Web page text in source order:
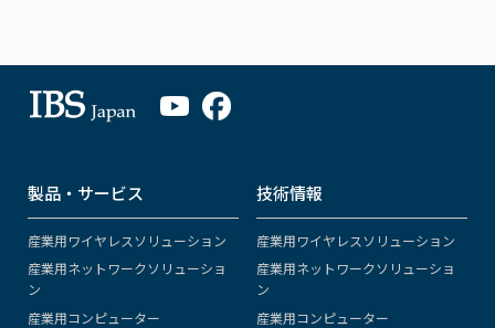
製品・サービス
産業用ワイヤレスソリューション
産業用ネットワークソリューショ
ン
産業用コンピューター
技術情報
産業用ワイヤレスソリューション
産業用ネットワークソリューショ
ン
産業用コンピューター